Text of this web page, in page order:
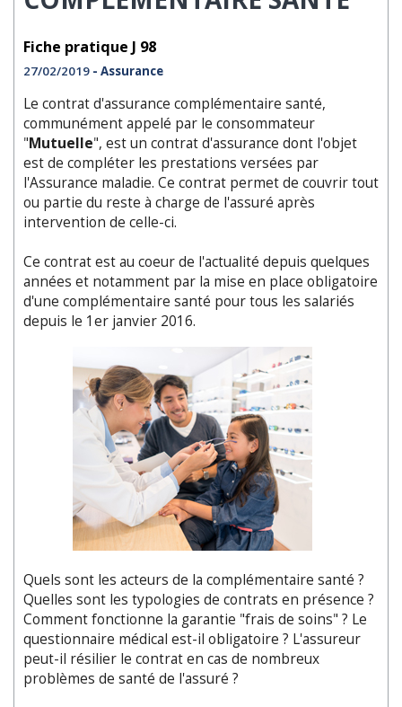
Fiche pratique J 98
27/02/2019 - Assurance
Le contrat d'assurance complémentaire santé,
communément appelé par le consommateur
"Mutuelle", est un contrat d'assurance dont l'objet
est de compléter les prestations versées par
l'Assurance maladie. Ce contrat permet de couvrir tout
ou partie du reste à charge de l'assuré après
intervention de celle-ci.
Ce contrat est au coeur de l'actualité depuis quelques
années et notamment par la mise en place obligatoire
d'une complémentaire santé pour tous les salariés
depuis le 1er janvier 2016.
Quels sont les acteurs de la complémentaire santé ?
Quelles sont les typologies de contrats en présence ?
Comment fonctionne la garantie "frais de soins" ? Le
questionnaire médical est-il obligatoire ? L'assureur
peut-il résilier le contrat en cas de nombreux
problèmes de santé de l'assuré ?